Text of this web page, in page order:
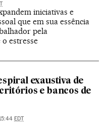
iniciativas e
que em sua essência
pela
estresse
exaustiva de
e bancos de
EDT